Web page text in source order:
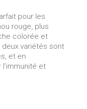
pour les
rouge, plus
colorée et
variétés sont
et en
et